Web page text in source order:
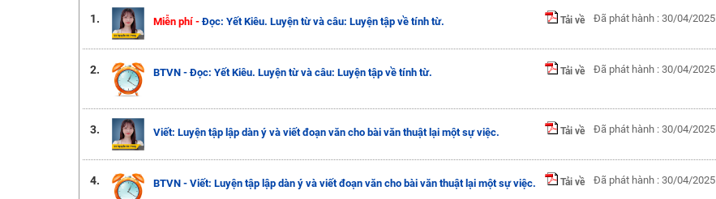
1. Miễn phí -Đọc: Yết Kiêu. Luyện từ và câu: Luyện tập về tính từ. Tải về Đã phát hành : 30/04/2025
2. BTVN - Đọc: Yết Kiêu. Luyện từ và câu: Luyện tập về tính từ. Tải về Đã phát hành : 30/04/2025
3. Viết: Luyện tập lập dàn ý và viết đoạn văn cho bài văn thuật lại một sự việc. Tải về Đã phát hành : 30/04/2025
4. BTVN - Viết: Luyện tập lập dàn ý và viết đoạn văn cho bài văn thuật lại một sự việc. Tải về Đã phát hành : 30/04/2025